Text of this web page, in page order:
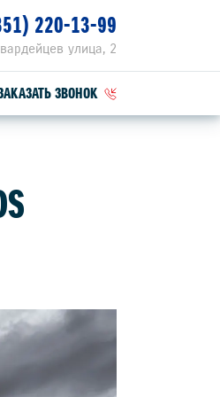
улица, 2
220-13-99
ЗВОНОК